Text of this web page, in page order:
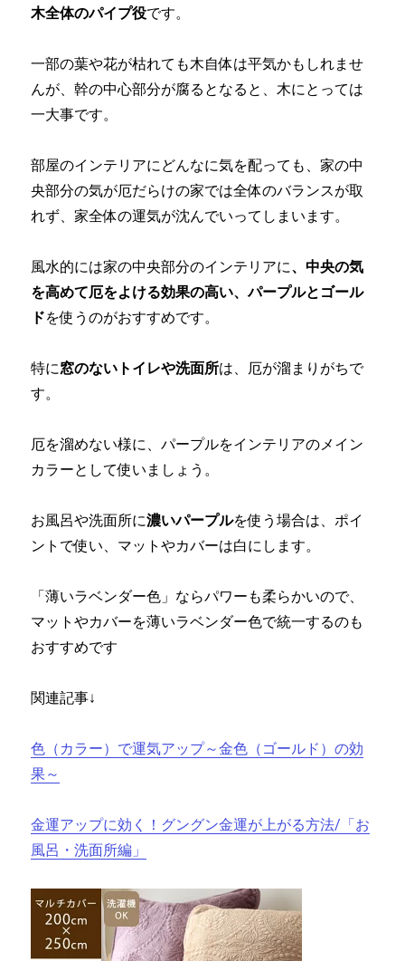
木全体のパイプ役です。
一部の葉や花が枯れても木自体は平気かもしれませ
んが、幹の中心部分が腐るとなると、木にとっては
一大事です。
部屋のインテリアにどんなに気を配っても、家の中
央部分の気が厄だらけの家では全体のバランスが取
れず、家全体の運気が沈んでいってしまいます。
風水的には家の中央部分のインテリアに、中央の気
を高めて厄をよける効果の高い、パープルとゴール
ドを使うのがおすすめです。
特に窓のないトイレや洗面所は、厄が溜まりがちで
す。
厄を溜めない様に、パープルをインテリアのメイン
カラーとして使いましょう。
お風呂や洗面所に濃いパープルを使う場合は、ポイ
ントで使い、マットやカバーは白にします。
「薄いラベンダー色」ならパワーも柔らかいので、
マットやカバーを薄いラベンダー色で統一するのも
おすすめです
関連記事↓
色（カラー）で運気アップ～金色（ゴールド）の効
果～
金運アップに効く！グングン金運が上がる方法/「お
風呂・洗面所編」